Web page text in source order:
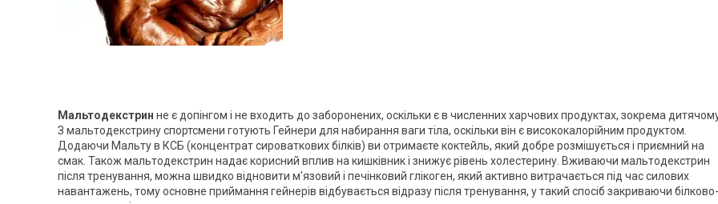
Мальтодекстрин не є допінгом і не входить до заборонених, оскільки є в численних харчових продуктах, зокрема
З мальтодекстрину спортсмени готують Гейнери для набирання ваги тіла, оскільки він є висококалорійним продуктом.
Додаючи Мальту в КСБ (концентрат сироваткових білків) ви отримаєте коктейль, який добре розмішується і приємний на
смак. Також мальтодекстрин надає корисний вплив на кишківник і знижує рівень холестерину. Вживаючи мальтодекстрин
після тренування, можна швидко відновити м'язовий і печінковий глікоген, який активно витрачається під час силових
навантажень, тому основне приймання гейнерів відбувається відразу після тренування, у такий спосіб закриваючи білково-